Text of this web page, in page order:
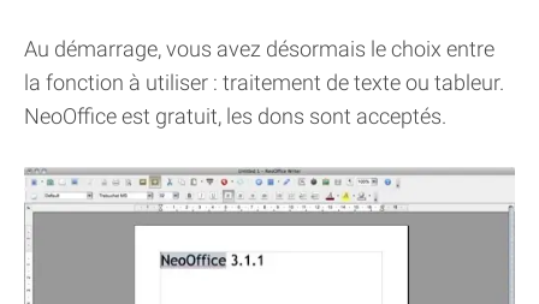
Au démarrage, vous avez désormais le choix entre
la fonction à utiliser : traitement de texte ou tableur.
NeoOffice est gratuit, les dons sont acceptés.